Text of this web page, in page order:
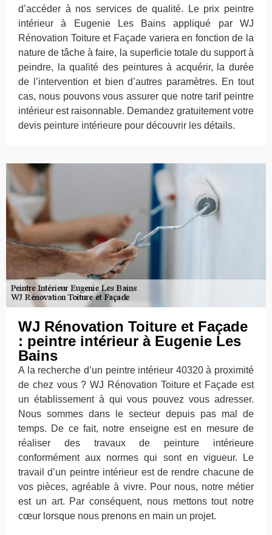
d’accéder à nos services de qualité. Le prix peintre
intérieur à Eugenie Les Bains appliqué par WJ
Rénovation Toiture et Façade variera en fonction de la
nature de tâche à faire, la superficie totale du support à
peindre, la qualité des peintures à acquérir, la durée
de l’intervention et bien d’autres paramètres. En tout
cas, nous pouvons vous assurer que notre tarif peintre
intérieur est raisonnable. Demandez gratuitement votre
devis peinture intérieure pour découvrir les détails.
WJ Rénovation Toiture et Façade
: peintre intérieur à Eugenie Les
Bains
A la recherche d’un peintre intérieur 40320 à proximité
de chez vous ? WJ Rénovation Toiture et Façade est
un établissement à qui vous pouvez vous adresser.
Nous sommes dans le secteur depuis pas mal de
temps. De ce fait, notre enseigne est en mesure de
réaliser des travaux de peinture intérieure
conformément aux normes qui sont en vigueur. Le
travail d’un peintre intérieur est de rendre chacune de
vos pièces, agréable à vivre. Pour nous, notre métier
est un art. Par conséquent, nous mettons tout notre
cœur lorsque nous prenons en main un projet.